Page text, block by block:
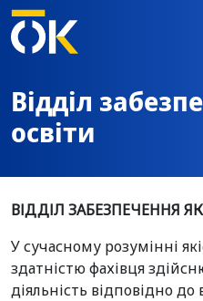
Відділ
освіти
ВІДДІЛ ЗАБЕЗПЕЧЕННЯ
У сучасному розумінні
здатністю фахівця
діяльність відповідно